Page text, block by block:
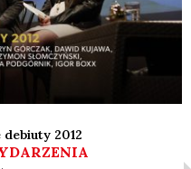
debiuty 2012